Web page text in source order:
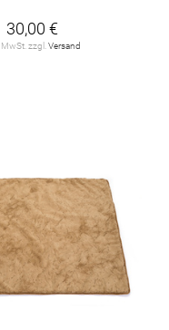
30,00 €
MwSt. zzgl.Versand